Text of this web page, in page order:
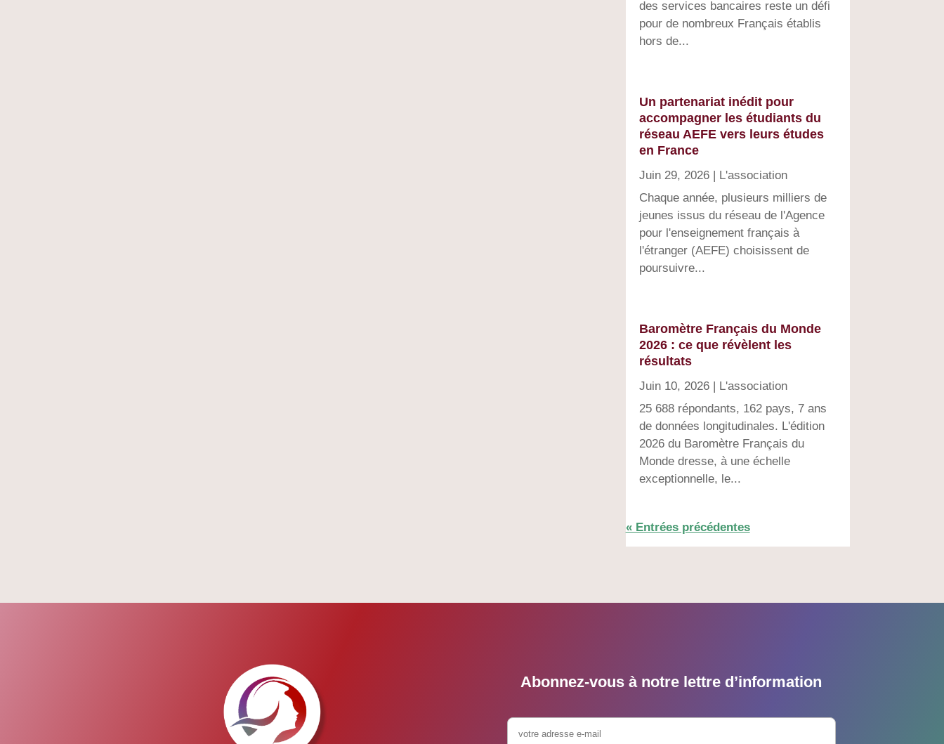
des services bancaires reste un défi
pour de nombreux Français établis
hors de...
Un partenariat inédit pour
accompagner les étudiants du
réseau AEFE vers leurs études
en France
Juin 29, 2026| L'association
Chaque année, plusieurs milliers de
jeunes issus du réseau de l'Agence
pour l'enseignement français à
l'étranger (AEFE) choisissent de
poursuivre...
Baromètre Français du Monde
2026 : ce que révèlent les
résultats
Juin 10, 2026| L'association
25 688 répondants, 162 pays, 7 ans
de données longitudinales. L'édition
2026 du Baromètre Français du
Monde dresse, à une échelle
exceptionnelle, le...
« Entrées précédentes
Abonnez-vous à notre lettre d’information